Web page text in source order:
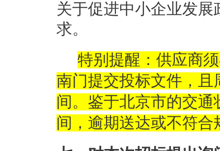
关于促进中小企业发
求。
特别提醒：供应商
南门提交投标文件，
间。鉴于北京市的交
间，逾期送达或不符